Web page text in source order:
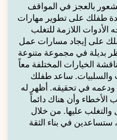
بالعجز في المواقف
طفلك على تطوير مهارات
اللازمة للتغلب
على إيجاد مسارات عمل
بديلة في مجموعة متنوعة
الخيارات المختلفة معاً
والسلبيات. ساعد طفلك
ودعمه في تحقيقه. أظهر له
الأخطاء وأن هناك دائماً
عليها. من خلال
ستساعدين في بناء الثقة